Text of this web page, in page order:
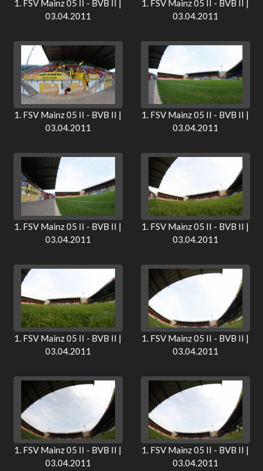
1. FSV Mainz 05 II - BVB II |
03.04.2011
1. FSV Mainz 05 II - BVB II |
03.04.2011
1. FSV Mainz 05 II - BVB II |
03.04.2011
1. FSV Mainz 05 II - BVB II |
03.04.2011
1. FSV Mainz 05 II - BVB II |
03.04.2011
1. FSV Mainz 05 II - BVB II |
03.04.2011
1. FSV Mainz 05 II - BVB II |
03.04.2011
1. FSV Mainz 05 II - BVB II |
03.04.2011
1. FSV Mainz 05 II - BVB II |
03.04.2011
1. FSV Mainz 05 II - BVB II |
03.04.2011